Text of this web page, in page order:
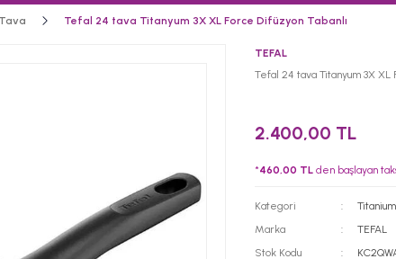
Tefal 24 tava Titanyum 3X XL Force Difüzyon Tabanlı
TEFAL
Tefal 24 tava Titanyum 3X XL
2.400,00 TL
*460,00 TL den başlayan
Kategori
Marka
TEFAL
Stok Kodu